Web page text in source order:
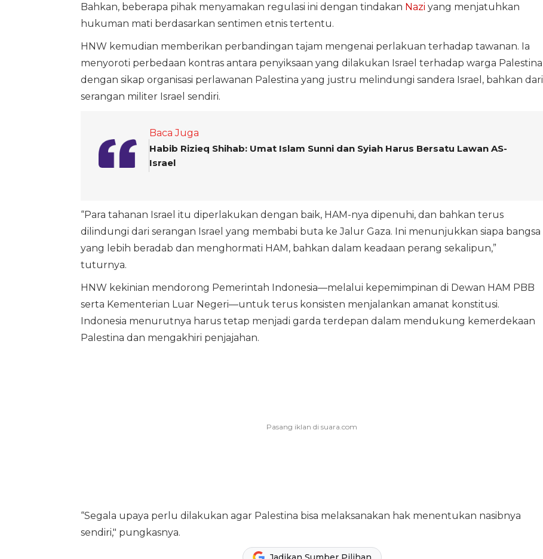
Bahkan, beberapa pihak menyamakan regulasi ini dengan tindakan Nazi yang menjatuhkan
hukuman mati berdasarkan sentimen etnis tertentu.
HNW kemudian memberikan perbandingan tajam mengenai perlakuan terhadap tawanan. Ia
menyoroti perbedaan kontras antara penyiksaan yang dilakukan Israel terhadap warga Palestina
dengan sikap organisasi perlawanan Palestina yang justru melindungi sandera Israel, bahkan dari
serangan militer Israel sendiri.
Baca Juga
Habib Rizieq Shihab: Umat Islam Sunni dan Syiah Harus Bersatu Lawan AS-
Israel
“Para tahanan Israel itu diperlakukan dengan baik, HAM-nya dipenuhi, dan bahkan terus
dilindungi dari serangan Israel yang membabi buta ke Jalur Gaza. Ini menunjukkan siapa bangsa
yang lebih beradab dan menghormati HAM, bahkan dalam keadaan perang sekalipun,”
tuturnya.
HNW kekinian mendorong Pemerintah Indonesia—melalui kepemimpinan di Dewan HAM PBB
serta Kementerian Luar Negeri—untuk terus konsisten menjalankan amanat konstitusi.
Indonesia menurutnya harus tetap menjadi garda terdepan dalam mendukung kemerdekaan
Palestina dan mengakhiri penjajahan.
“Segala upaya perlu dilakukan agar Palestina bisa melaksanakan hak menentukan nasibnya
sendiri," pungkasnya.